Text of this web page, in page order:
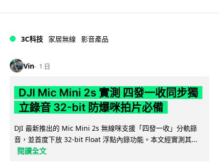
3C科技 家居無線 影音產品
Vin 1 日
DJI Mic Mini 2s 實測 四發一收同步獨
立錄音 32-bit 防爆咪拍片必備
DJI 最新推出的 Mic Mini 2s 無線咪支援「四發一收」分軌錄
音，並首度下放 32-bit Float 浮點內錄功能。本文經實測其...
閱讀全文